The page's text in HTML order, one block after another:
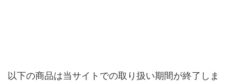
以下の商品は当サイトでの取り扱い期間が終了しま